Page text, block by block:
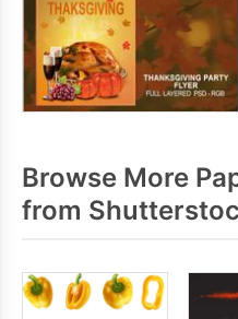
Browse More
from